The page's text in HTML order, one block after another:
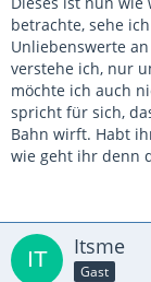
betrachte, sehe
Unliebenswerte
verstehe ich, nur
möchte ich auch
spricht für sich,
Bahn wirft. Habt
wie geht ihr denn
Itsme
Gast